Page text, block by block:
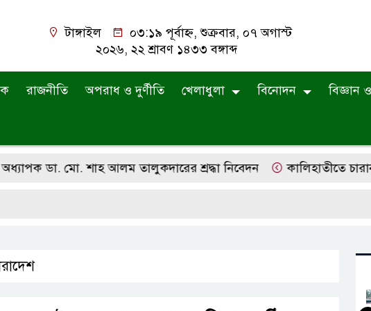
টাঙ্গাইল
০৩:১৯ পূর্বাহ্ন, শুক্রবার, ০৭ অগাস্ট
২০২৬, ২২ শ্রাবণ ১৪৩৩ বঙ্গাব্দ
রাজনীতি অপরাধ ও দুর্ণীতি খেলাধুলা বিনোদন বিজ্ঞান
ডা. মো. শাহ আলম তালুকদারের শ্রদ্ধা নিবেদন কালিহাতীতে চারান উচ্চ